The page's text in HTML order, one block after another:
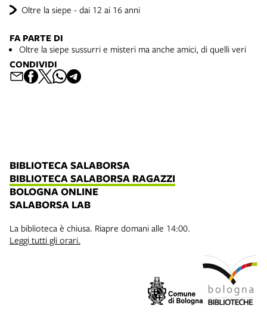
Oltre la siepe - dai 12 ai 16 anni
FA PARTE DI
Oltre la siepe sussurri e misteri ma anche amici, di quelli veri
CONDIVIDI
BIBLIOTECA SALABORSA
BIBLIOTECA SALABORSA RAGAZZI
BOLOGNA ONLINE
SALABORSA LAB
La biblioteca è chiusa. Riapre domani alle 14:00.
Leggi tutti gli orari.